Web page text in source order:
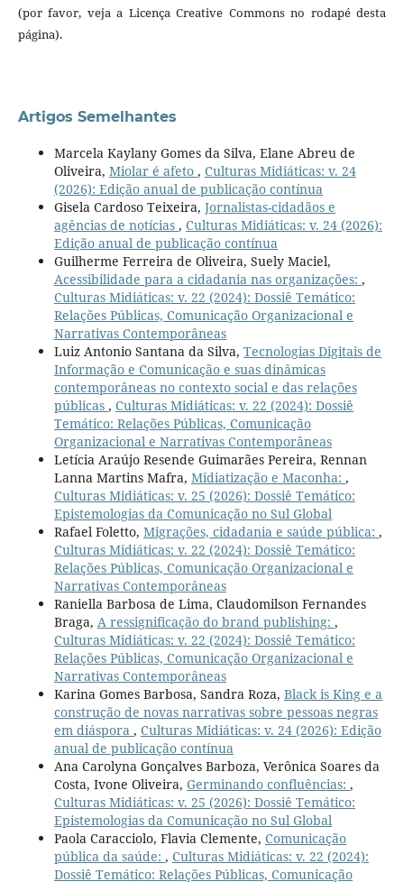
(por favor, veja a Licença Creative Commons no rodapé desta
página).
Artigos Semelhantes
Marcela Kaylany Gomes da Silva, Elane Abreu de
Oliveira, Miolar é afeto , Culturas Midiáticas: v. 24
(2026): Edição anual de publicação contínua
Gisela Cardoso Teixeira, Jornalistas-cidadãos e
agências de notícias , Culturas Midiáticas: v. 24 (2026):
Edição anual de publicação contínua
Guilherme Ferreira de Oliveira, Suely Maciel,
Acessibilidade para a cidadania nas organizações: ,
Culturas Midiáticas: v. 22 (2024): Dossiê Temático:
Relações Públicas, Comunicação Organizacional e
Narrativas Contemporâneas
Luiz Antonio Santana da Silva, Tecnologias Digitais de
Informação e Comunicação e suas dinâmicas
contemporâneas no contexto social e das relações
públicas , Culturas Midiáticas: v. 22 (2024): Dossiê
Temático: Relações Públicas, Comunicação
Organizacional e Narrativas Contemporâneas
Letícia Araújo Resende Guimarães Pereira, Rennan
Lanna Martins Mafra, Midiatização e Maconha: ,
Culturas Midiáticas: v. 25 (2026): Dossiê Temático:
Epistemologias da Comunicação no Sul Global
Rafael Foletto, Migrações, cidadania e saúde pública: ,
Culturas Midiáticas: v. 22 (2024): Dossiê Temático:
Relações Públicas, Comunicação Organizacional e
Narrativas Contemporâneas
Raniella Barbosa de Lima, Claudomilson Fernandes
Braga, A ressignificação do brand publishing: ,
Culturas Midiáticas: v. 22 (2024): Dossiê Temático:
Relações Públicas, Comunicação Organizacional e
Narrativas Contemporâneas
Karina Gomes Barbosa, Sandra Roza, Black is King e a
construção de novas narrativas sobre pessoas negras
em diáspora , Culturas Midiáticas: v. 24 (2026): Edição
anual de publicação contínua
Ana Carolyna Gonçalves Barboza, Verônica Soares da
Costa, Ivone Oliveira, Germinando confluências: ,
Culturas Midiáticas: v. 25 (2026): Dossiê Temático:
Epistemologias da Comunicação no Sul Global
Paola Caracciolo, Flavia Clemente, Comunicação
pública da saúde: , Culturas Midiáticas: v. 22 (2024):
Dossiê Temático: Relações Públicas, Comunicação